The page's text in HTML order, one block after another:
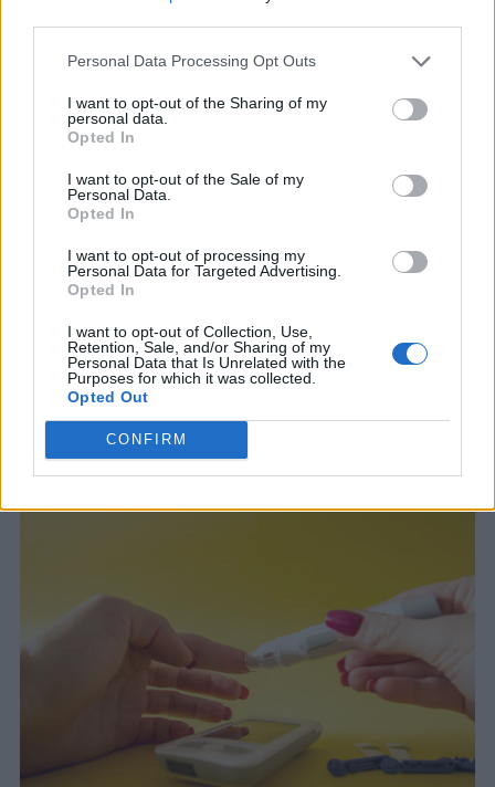
Personal Data Processing Opt Outs
I want to opt-out of the Sharing of my
personal data.
Opted In
I want to opt-out of the Sale of my
Personal Data.
Opted In
I want to opt-out of processing my
Personal Data for Targeted Advertising.
Opted In
I want to opt-out of Collection, Use,
Retention, Sale, and/or Sharing of my
Personal Data that Is Unrelated with the
Purposes for which it was collected.
Opted Out
CONFIRM
Σύνδρομο Πολυκυστικών Ωοθηκών:
επιδόσεις των μαθητών
Χαρούλα Μπιλάλη
Αν και συχνά θεωρείται αποκλειστικά αναπαραγωγικό
μπορεί να έχει εκτεταμένες επιπτώσεις στη γνωστική
λειτουργία, στα επίπεδα ενέργειας και στη
συναισθηματική ευεξία, τα οποία είναι απαραίτητα για
την ακαδημαϊκή επιτυχία